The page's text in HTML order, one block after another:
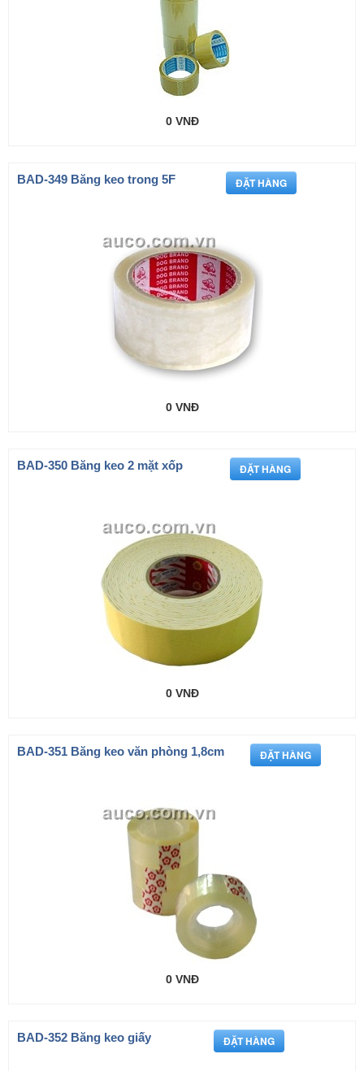
0 VNĐ
BAD-349 Băng keo trong 5F
0 VNĐ
BAD-350 Băng keo 2 mặt xốp
0 VNĐ
BAD-351 Băng keo văn phòng 1,8cm
0 VNĐ
BAD-352 Băng keo giấy